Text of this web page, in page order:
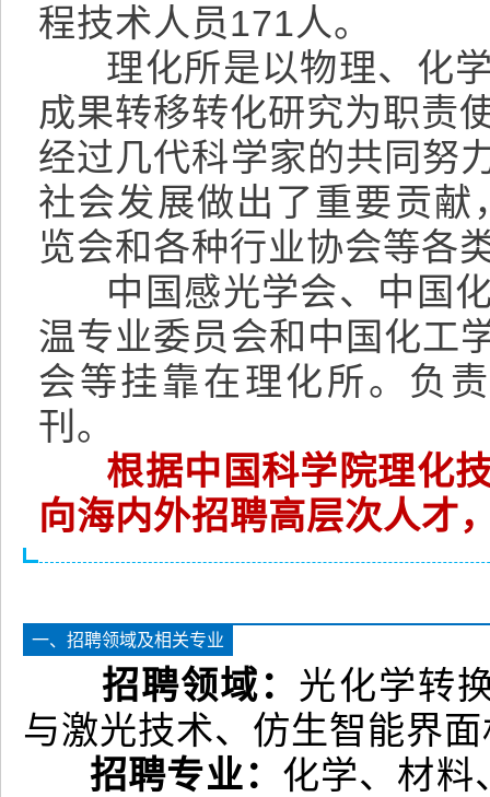
程技术人员171人。
理化所是以物理、化学
成果转移转化研究为职责
经过几代科学家的共同努
社会发展做出了重要贡
览会和各种行业协会等各
中国感光学会、中国化
温专业委员会和中国化工
会等挂靠在理化所。负
刊。
根据中国科学院理化
向海内外招聘高层次人才
一、招聘领域及相关专业
招聘领域： 光化学转
与激光技术、仿生智能界
招聘专业： 化学、材料